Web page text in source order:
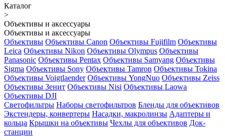
Каталог
>
Объективы и аксессуары
Объективы и аксессуары
Объективы Объективы Canon Объективы Fujifilm Объективы
Leica Объективы Nikon Объективы Olympus Объективы
Panasonic Объективы Pentax Объективы Samyang Объективы
Sigma Объективы Sony Объективы Tamron Объективы Tokina
Объективы Voigtlaender Объективы YongNuo Объективы Zeiss
Объективы Зенит Объективы Nisi Объективы Laowa
Объективы DJI
Светофильтры Наборы светофильтров Бленды для объективов
Экстендеры, конвертеры Насадки, макролинзы Адаптеры и
кольца Крышки на объективы Чехлы для объективов Док-
станции